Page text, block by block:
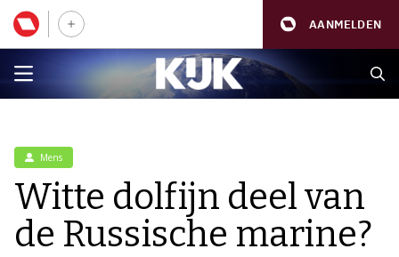
AANMELDEN
Mens
Witte dolfijn deel van
de Russische marine?